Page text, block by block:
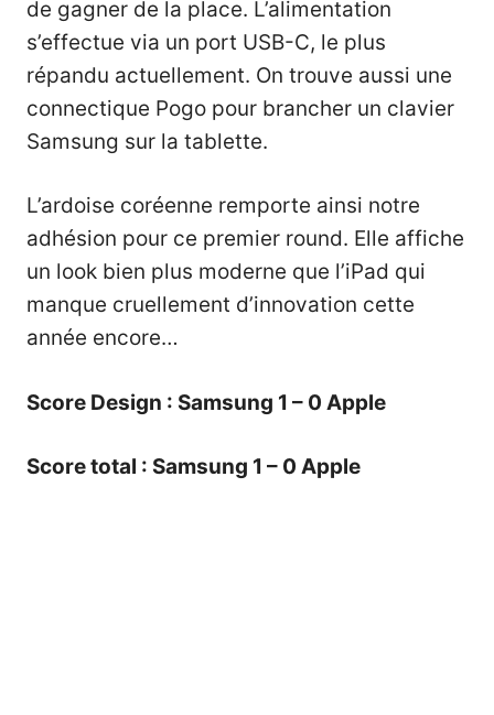
de gagner de la place. L’alimentation
s’effectue via un port USB-C, le plus
répandu actuellement. On trouve aussi une
connectique Pogo pour brancher un clavier
Samsung sur la tablette.
L’ardoise coréenne remporte ainsi notre
adhésion pour ce premier round. Elle affiche
un look bien plus moderne que l’iPad qui
manque cruellement d’innovation cette
année encore…
Score Design : Samsung 1 – 0 Apple
Score total : Samsung 1 – 0 Apple